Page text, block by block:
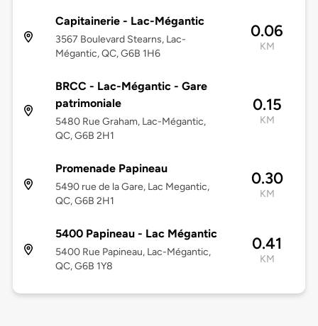
Capitainerie - Lac-Mégantic
3567 Boulevard Stearns, Lac-
Mégantic, QC, G6B 1H6
0.06
KM
BRCC - Lac-Mégantic - Gare
patrimoniale
5480 Rue Graham, Lac-Mégantic,
QC, G6B 2H1
0.15
KM
Promenade Papineau
5490 rue de la Gare, Lac Megantic,
QC, G6B 2H1
0.30
KM
5400 Papineau - Lac Mégantic
5400 Rue Papineau, Lac-Mégantic,
QC, G6B 1Y8
0.41
KM